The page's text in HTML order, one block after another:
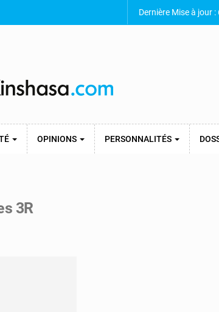
Dernière Mise à jour
OPINIONS PERSONNALITÉS
3R